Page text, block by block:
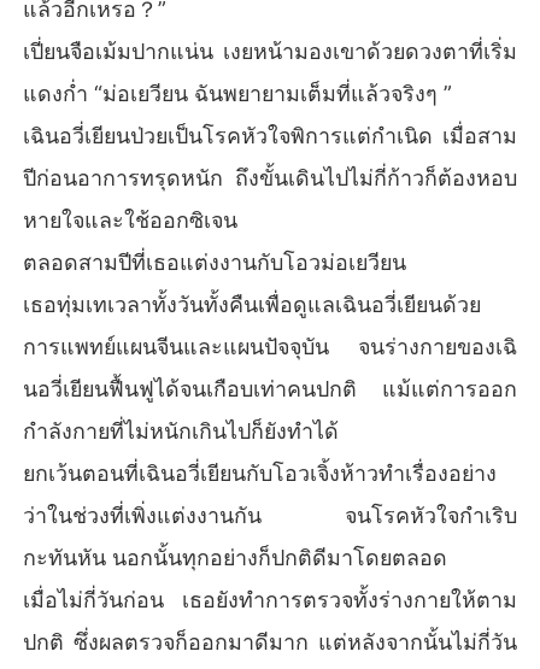
แล้วอีกเหรอ？”
เปี่ยนจือเม้มปากแน่น เงยหน้ามองเขาด้วยดวงตาที่เริ่ม
แดงก่ำ “ม่อเยวียน ฉันพยายามเต็มที่แล้วจริงๆ ”
เฉินอวี่เยียนป่วยเป็นโรคหัวใจพิการแต่กำเนิด เมื่อสาม
ปีก่อนอาการทรุดหนัก ถึงขั้นเดินไปไม่กี่ก้าวก็ต้องหอบ
หายใจและใช้ออกซิเจน
ตลอดสามปีที่เธอแต่งงานกับโอวม่อเยวียน
เธอทุ่มเทเวลาทั้งวันทั้งคืนเพื่อดูแลเฉินอวี่เยียนด้วย
การแพทย์แผนจีนและแผนปัจจุบัน จนร่างกายของเฉิ
นอวี่เยียนฟื้นฟูได้จนเกือบเท่าคนปกติ แม้แต่การออก
กำลังกายที่ไม่หนักเกินไปก็ยังทำได้
ยกเว้นตอนที่เฉินอวี่เยียนกับโอวเจิ้งห้าวทำเรื่องอย่าง
ว่าในช่วงที่เพิ่งแต่งงานกัน จนโรคหัวใจกำเริบ
กะทันหัน นอกนั้นทุกอย่างก็ปกติดีมาโดยตลอด
เมื่อไม่กี่วันก่อน เธอยังทำการตรวจทั้งร่างกายให้ตาม
ปกติ ซึ่งผลตรวจก็ออกมาดีมาก แต่หลังจากนั้นไม่กี่วัน